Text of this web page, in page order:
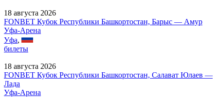
18 августа 2026
FONBET Кубок Республики Башкортостан, Барыс — Амур
Уфа-Арена
Уфа,
билеты
18 августа 2026
FONBET Кубок Республики Башкортостан, Салават Юлаев —
Лада
Уфа-Арена